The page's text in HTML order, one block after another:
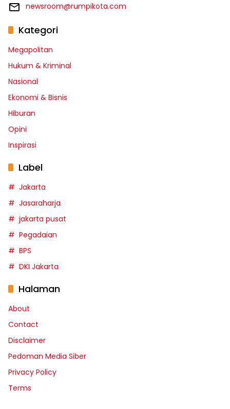
newsroom@rumpikota.com
Kategori
Megapolitan
Hukum & Kriminal
Nasional
Ekonomi & Bisnis
Hiburan
Opini
Inspirasi
Label
Jakarta
Jasaraharja
jakarta pusat
Pegadaian
BPS
DKI Jakarta
Halaman
About
Contact
Disclaimer
Pedoman Media Siber
Privacy Policy
Terms